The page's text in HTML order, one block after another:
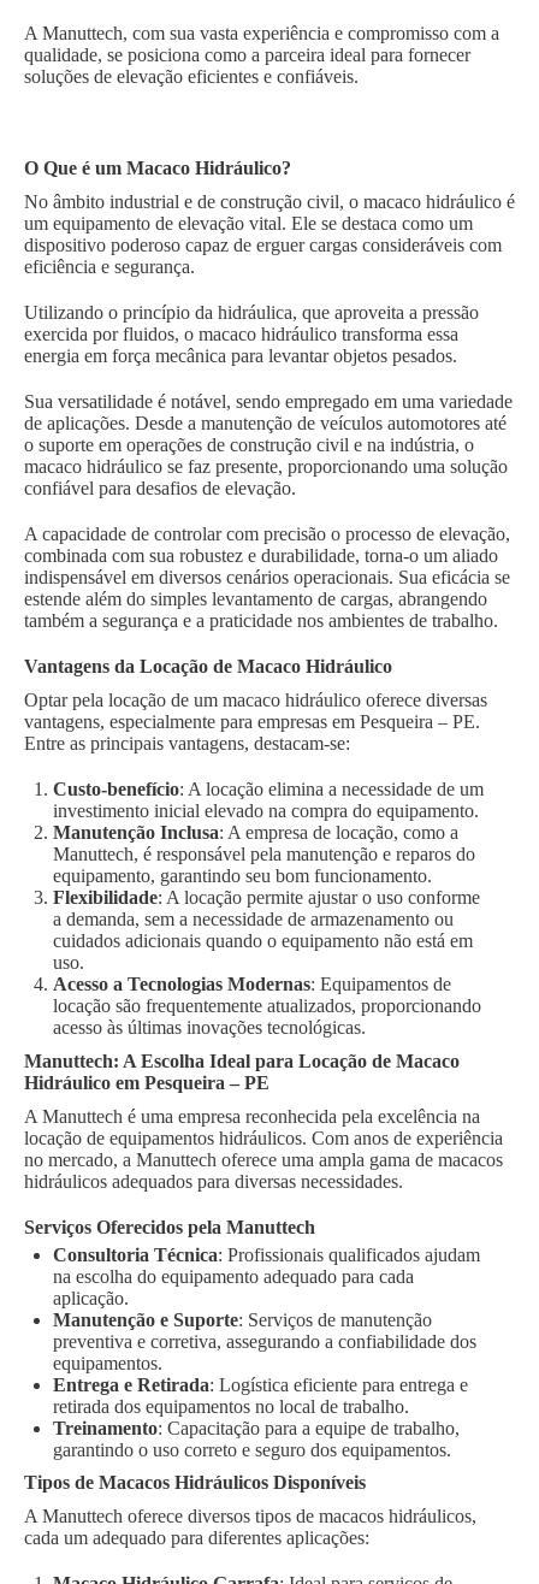
A Manuttech, com sua vasta experiência e compromisso com a
qualidade, se posiciona como a parceira ideal para fornecer
soluções de elevação eficientes e confiáveis.
O Que é um Macaco Hidráulico?
No âmbito industrial e de construção civil, o macaco hidráulico é
um equipamento de elevação vital. Ele se destaca como um
dispositivo poderoso capaz de erguer cargas consideráveis com
eficiência e segurança.
Utilizando o princípio da hidráulica, que aproveita a pressão
exercida por fluidos, o macaco hidráulico transforma essa
energia em força mecânica para levantar objetos pesados.
Sua versatilidade é notável, sendo empregado em uma variedade
de aplicações. Desde a manutenção de veículos automotores até
o suporte em operações de construção civil e na indústria, o
macaco hidráulico se faz presente, proporcionando uma solução
confiável para desafios de elevação.
A capacidade de controlar com precisão o processo de elevação,
combinada com sua robustez e durabilidade, torna-o um aliado
indispensável em diversos cenários operacionais. Sua eficácia se
estende além do simples levantamento de cargas, abrangendo
também a segurança e a praticidade nos ambientes de trabalho.
Vantagens da Locação de Macaco Hidráulico
Optar pela locação de um macaco hidráulico oferece diversas
vantagens, especialmente para empresas em Pesqueira – PE.
Entre as principais vantagens, destacam-se:
Custo-benefício: A locação elimina a necessidade de um
investimento inicial elevado na compra do equipamento.
Manutenção Inclusa: A empresa de locação, como a
Manuttech, é responsável pela manutenção e reparos do
equipamento, garantindo seu bom funcionamento.
Flexibilidade: A locação permite ajustar o uso conforme
a demanda, sem a necessidade de armazenamento ou
cuidados adicionais quando o equipamento não está em
uso.
Acesso a Tecnologias Modernas: Equipamentos de
locação são frequentemente atualizados, proporcionando
acesso às últimas inovações tecnológicas.
Manuttech: A Escolha Ideal para Locação de Macaco
Hidráulico em Pesqueira – PE
A Manuttech é uma empresa reconhecida pela excelência na
locação de equipamentos hidráulicos. Com anos de experiência
no mercado, a Manuttech oferece uma ampla gama de macacos
hidráulicos adequados para diversas necessidades.
Serviços Oferecidos pela Manuttech
Consultoria Técnica: Profissionais qualificados ajudam
na escolha do equipamento adequado para cada
aplicação.
Manutenção e Suporte: Serviços de manutenção
preventiva e corretiva, assegurando a confiabilidade dos
equipamentos.
Entrega e Retirada: Logística eficiente para entrega e
retirada dos equipamentos no local de trabalho.
Treinamento: Capacitação para a equipe de trabalho,
garantindo o uso correto e seguro dos equipamentos.
Tipos de Macacos Hidráulicos Disponíveis
A Manuttech oferece diversos tipos de macacos hidráulicos,
cada um adequado para diferentes aplicações: